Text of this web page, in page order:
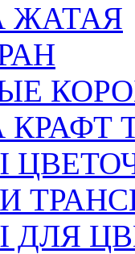
ЖАТАЯ
КРАФТ
ДЛЯ